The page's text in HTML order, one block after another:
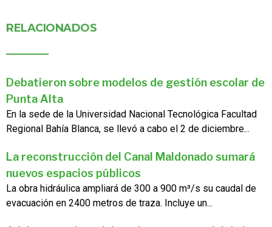
RELACIONADOS
Debatieron sobre modelos de gestión escolar de
Punta Alta
En la sede de la Universidad Nacional Tecnológica Facultad
Regional Bahía Blanca, se llevó a cabo el 2 de diciembre...
La reconstrucción del Canal Maldonado sumará
nuevos espacios públicos
La obra hidráulica ampliará de 300 a 900 m³/s su caudal de
evacuación en 2400 metros de traza. Incluye un...